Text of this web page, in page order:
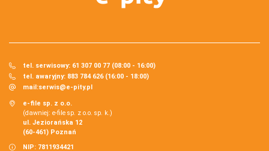
tel. serwisowy: 61 307 00 77 (08:00 - 16:00)
tel. awaryjny: 883 784 626 (16:00 - 18:00)
mail:serwis@e-pity.pl
e-file sp. z o.o.
(dawniej: e-file sp. z o.o. sp. k.)
ul. Jeziorańska 12
(60-461) Poznań
NIP: 7811934421